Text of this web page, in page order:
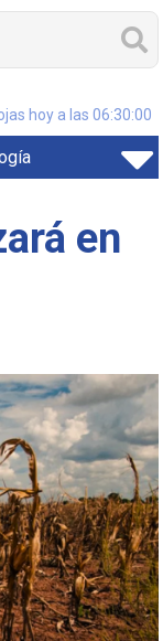
hoy a las 06:30:00
en